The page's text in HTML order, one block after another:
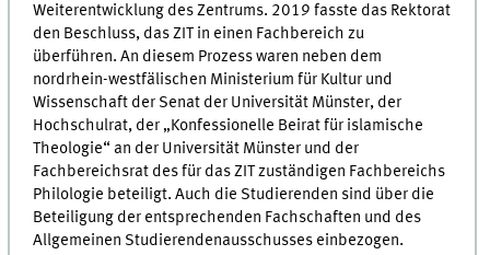
Weiterentwicklung des Zentrums. 2019 fasste das Rektorat
den Beschluss, das ZIT in einen Fachbereich zu
überführen. An diesem Prozess waren neben dem
nordrhein-westfälischen Ministerium für Kultur und
Wissenschaft der Senat der Universität Münster, der
Hochschulrat, der „Konfessionelle Beirat für islamische
Theologie“ an der Universität Münster und der
Fachbereichsrat des für das ZIT zuständigen Fachbereichs
Philologie beteiligt. Auch die Studierenden sind über die
Beteiligung der entsprechenden Fachschaften und des
Allgemeinen Studierendenausschusses einbezogen.